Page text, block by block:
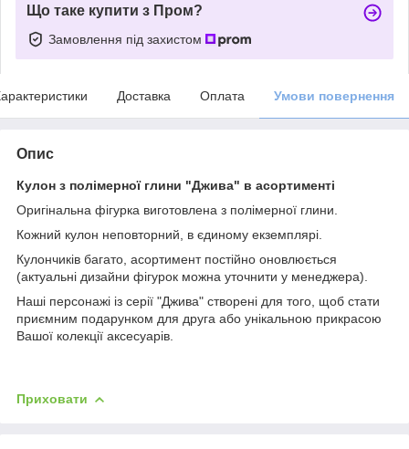
Що таке купити з Пром?
Замовлення під захистом
Доставка Оплата Умови повернення
Опис
Кулон з полімерної глини "Джива" в асортименті
Оригінальна фігурка виготовлена з полімерної глини.
Кожний кулон неповторний, в єдиному екземплярі.
Кулончиків багато, асортимент постійно оновлюється
(актуальні дизайни фігурок можна уточнити у менеджера).
Наші персонажі із серії "Джива" створені для того, щоб стати
приємним подарунком для друга або унікальною прикрасою
Вашої колекції аксесуарів.
Приховати